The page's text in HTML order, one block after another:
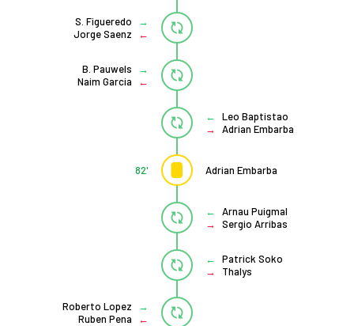
S. Figueredo
Jorge Saenz
B. Pauwels
Naim Garcia
Leo Baptistao
Adrian Embarba
Adrian Embarba
82'
Arnau Puigmal
Sergio Arribas
Patrick Soko
Thalys
Roberto Lopez
Ruben Pena